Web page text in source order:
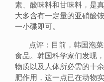
素、酸味料和甘味料，是
大多含有一定量的亚硝酸
一小碟即可。
点评：目前，韩国泡菜
食品。韩国科学家们发现
物质以及人体所必需的十
肥作用，这一点已在动物